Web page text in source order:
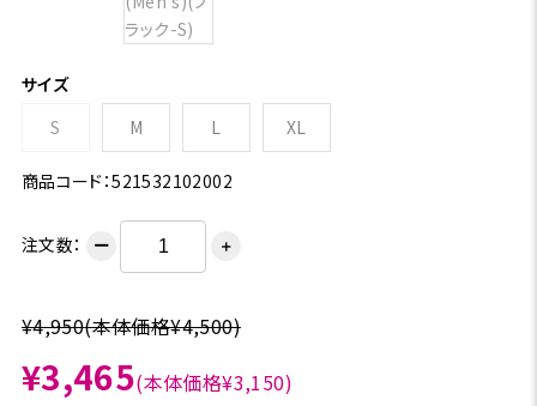
サイズ
S
M L XL
商品コード：521532102002
注文数： ー ＋
¥4,950(本体価格¥4,500)
¥3,465(本体価格¥3,150)